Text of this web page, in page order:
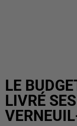
LE
LIVRÉ